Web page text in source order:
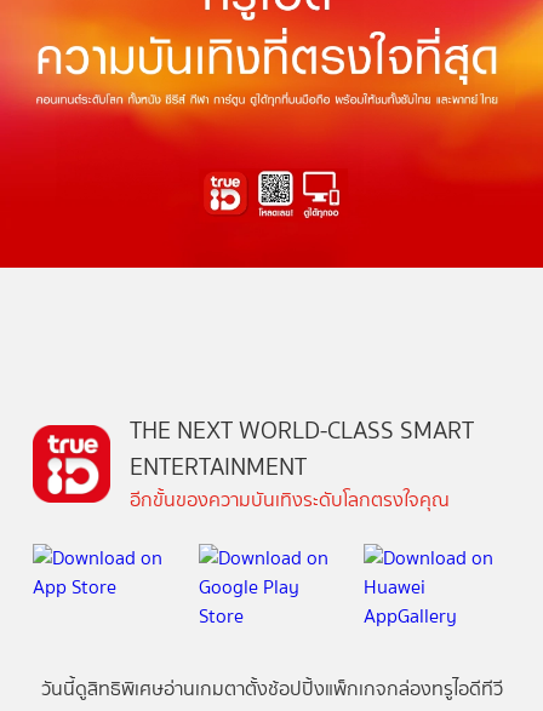
THE NEXT WORLD-CLASS SMART
ENTERTAINMENT
อีกขั้นของความบันเทิงระดับโลกตรงใจคุณ
วันนี้ดูสิทธิพิเศษอ่านเกมตาตั้งช้อปปิ้งแพ็กเกจกล่องทรูไอดีทีวี